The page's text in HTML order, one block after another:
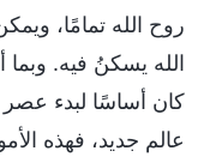
روح الله تمامًا،
الله يسكنُ فيه. وبما
كان أساسًا لبدء عصر
عالم جديد، فهذه